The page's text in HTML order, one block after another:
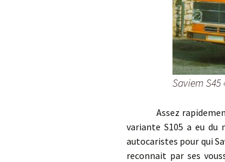
Saviem S45
Assez rapidement,
variante S105 a eu du
autocaristes pour qui
reconnait par ses